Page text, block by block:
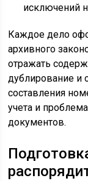
исключений
Каждое дело
архивного
отражать
дублирование и
составления
учета и
документов.